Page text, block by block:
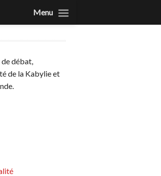
débat,
de la Kabylie et
Menu